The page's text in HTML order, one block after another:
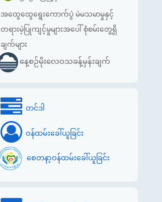
အထွေထွေရွေးကောက်ပွဲ မဲမသမာမှုနှင့်
တရားမဲ့ပြုကျင့်မှုများအပေါ် စုံစမ်းတွေ့ရှိ
ချက်များ
နေ့စဉ်မိုးလေဝသခန့်မှန်းချက်
တင်ဒါ
ဝန်ထမ်းခေါ်ယူခြင်း
စေတနာ့ဝန်ထမ်းခေါ်ယူခြင်း